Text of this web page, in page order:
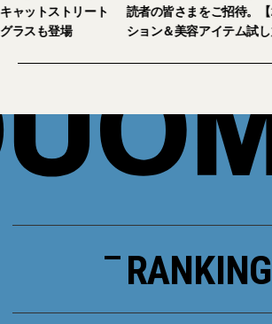
ピジ」が国内初の旗艦店をキャットストリート
にオープン。日本限定サングラスも登場
RANKING